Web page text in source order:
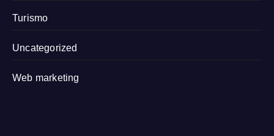
Turismo
Uncategorized
Web marketing